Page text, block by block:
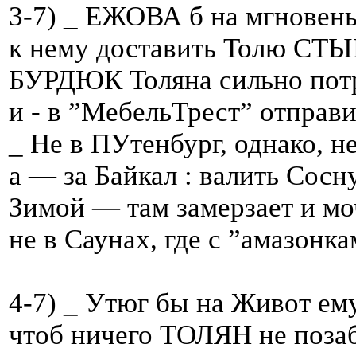
3-7) _ ЕЖОВА б на
к нему доставить Толю
БУРДЮК Толяна сильно
и - в ”МебельТрест”
_ Не в ПУтенбург, однако,
а — за Байкал : валить
Зимой — там замерзает и
не в Саунах, где с
4-7) _ Утюг бы на Живот
чтоб ничего ТОЛЯН не